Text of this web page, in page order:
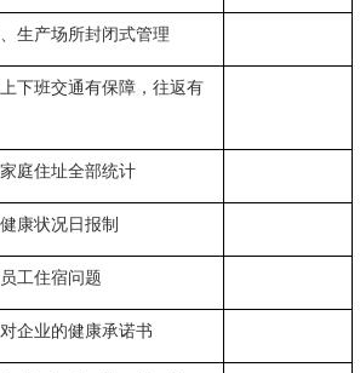
生产场所封闭式管理
下班交通有保障，往返有
庭住址全部统计
康状况日报制
工住宿问题
企业的健康承诺书